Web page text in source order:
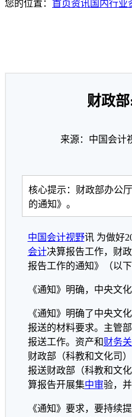
您的位置： 首页资讯国内行业
财政
来源：中国会
核心提示：财政部办公
的通知》。
中国会计视野讯 为做好
会计决算报告工作，财
报告工作的通知》（以
《通知》明确，中央文
《通知》明确了中央文
报送的材料要求。 主管
报送工作。资产和财务
财政部（科教和文化司
报送财政部（科教和文化
算报告开展集中审验，
《通知》要求，要持续